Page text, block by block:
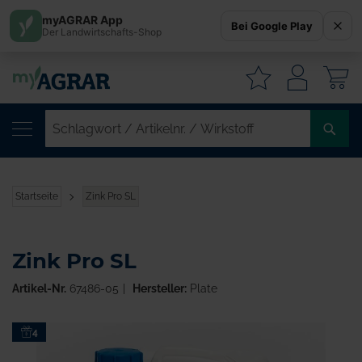
Startseite Zink Pro SL
Zum4
Zink Pro SL
Artikel-Nr. 67486-05 Hersteller:Plate
myAGRAR App
Der Landwirtschafts-Shop Bei Google Play